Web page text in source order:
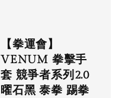
【拳運會】
VENUM 拳擊手
套 競爭者系列2.0
曜石黑 泰拳 踢拳